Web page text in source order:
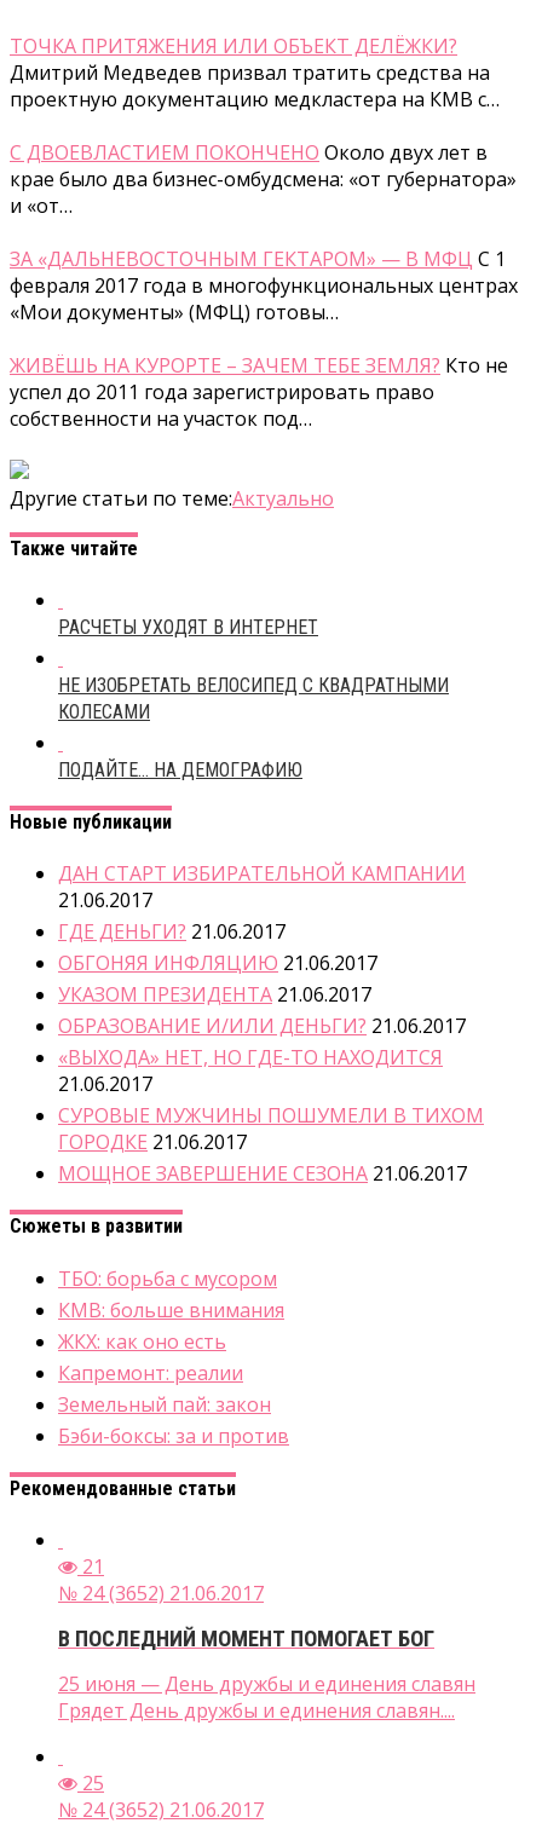
ТОЧКА ПРИТЯЖЕНИЯ ИЛИ ОБЪЕКТ ДЕЛЁЖКИ?
Дмитрий Медведев призвал тратить средства на
проектную документацию медкластера на КМВ с…
С ДВОЕВЛАСТИЕМ ПОКОНЧЕНО Около двух лет в
крае было два бизнес-омбудсмена: «от губернатора»
и «от…
ЗА «ДАЛЬНЕВОСТОЧНЫМ ГЕКТАРОМ» — В МФЦ С 1
февраля 2017 года в многофункциональных центрах
«Мои документы» (МФЦ) готовы…
ЖИВЁШЬ НА КУРОРТЕ – ЗАЧЕМ ТЕБЕ ЗЕМЛЯ? Кто не
успел до 2011 года зарегистрировать право
собственности на участок под…
Другие статьи по теме:Актуально
Также читайте
РАСЧЕТЫ УХОДЯТ В ИНТЕРНЕТ
НЕ ИЗОБРЕТАТЬ ВЕЛОСИПЕД С КВАДРАТНЫМИ
КОЛЕСАМИ
ПОДАЙТЕ… НА ДЕМОГРАФИЮ
Новые публикации
ДАН СТАРТ ИЗБИРАТЕЛЬНОЙ КАМПАНИИ
21.06.2017
ГДЕ ДЕНЬГИ? 21.06.2017
ОБГОНЯЯ ИНФЛЯЦИЮ 21.06.2017
УКАЗОМ ПРЕЗИДЕНТА 21.06.2017
ОБРАЗОВАНИЕ И/ИЛИ ДЕНЬГИ? 21.06.2017
«ВЫХОДА» НЕТ, НО ГДЕ-ТО НАХОДИТСЯ
21.06.2017
СУРОВЫЕ МУЖЧИНЫ ПОШУМЕЛИ В ТИХОМ
ГОРОДКЕ 21.06.2017
МОЩНОЕ ЗАВЕРШЕНИЕ СЕЗОНА 21.06.2017
Сюжеты в развитии
ТБО: борьба с мусором
КМВ: больше внимания
ЖКХ: как оно есть
Капремонт: реалии
Земельный пай: закон
Бэби-боксы: за и против
Рекомендованные статьи
21
№ 24 (3652) 21.06.2017
В ПОСЛЕДНИЙ МОМЕНТ ПОМОГАЕТ БОГ
25 июня — День дружбы и единения славян
Грядет День дружбы и единения славян....
25
№ 24 (3652) 21.06.2017